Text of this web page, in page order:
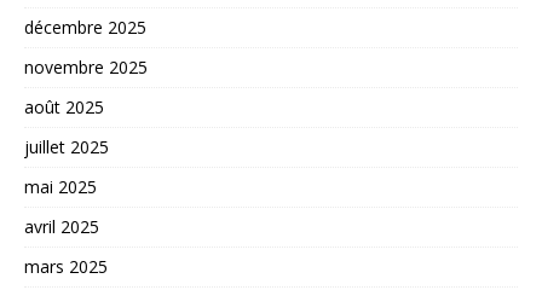
décembre 2025
novembre 2025
août 2025
juillet 2025
mai 2025
avril 2025
mars 2025